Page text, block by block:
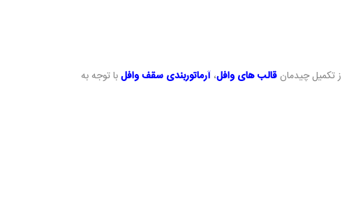
تکمیل چیدمان قالب های وافل، آرماتوربندی سقف وافلبا توجه به